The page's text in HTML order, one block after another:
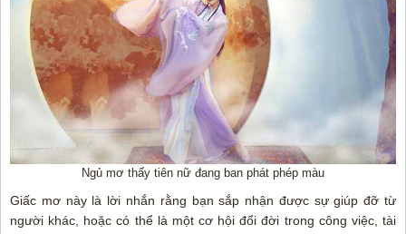
Ngủ mơ thấy tiên nữ đang ban phát phép màu
Giấc mơ này là lời nhắn rằng bạn sắp nhận được sự giúp đỡ từ
người khác, hoặc có thể là một cơ hội đổi đời trong công việc, tài